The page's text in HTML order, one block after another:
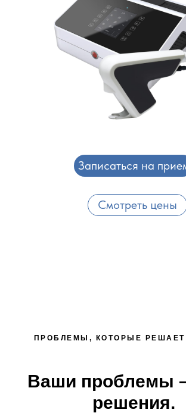
Записаться на
Смотреть цены
ПРОБЛЕМЫ, КОТОРЫЕ РЕШАЕТ
Ваши проблемы
решения.